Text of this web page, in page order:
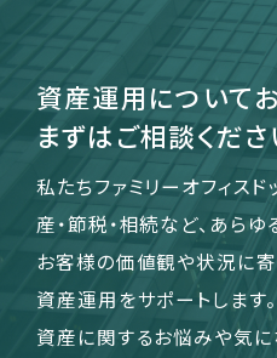
資産運用について
まずはご相談くださ
私たちファミリーオフィス
産・節税・相続など、あら
お客様の価値観や状況に
資産運用をサポートします。
資産に関するお悩みや気